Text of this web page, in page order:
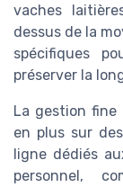
vaches
dessus de la
spécifiques
préserver la
La gestion fine
en plus sur
ligne dédiés
personnel,